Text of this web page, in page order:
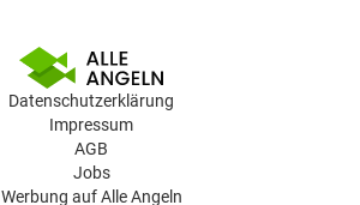
Datenschutzerklärung
Impressum
AGB
Jobs
Werbung auf Alle Angeln